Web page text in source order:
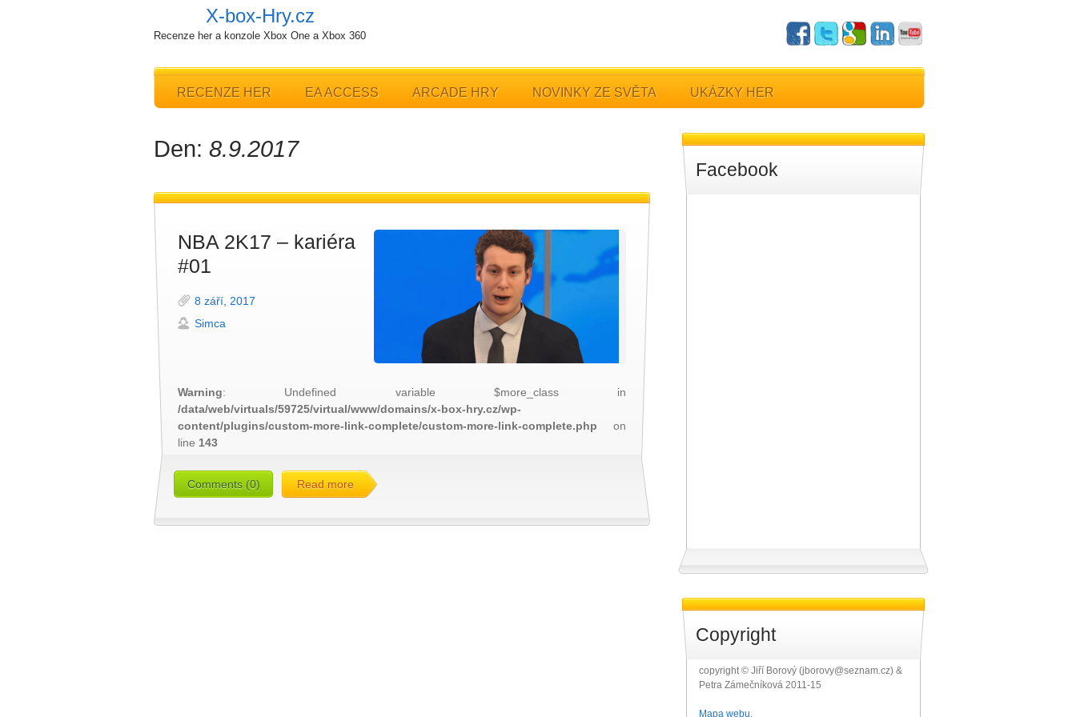
X-box-Hry.cz
Recenze her a konzole Xbox One a Xbox 360
RECENZE HER EA ACCESS ARCADE HRY NOVINKY ZE SVĚTA UKÁZKY HER
Den: 8.9.2017
NBA 2K17 – kariéra
#01
8 září, 2017
Simca
Warning: Undefined variable $more_class in
/data/web/virtuals/59725/virtual/www/domains/x-box-hry.cz/wp-
content/plugins/custom-more-link-complete/custom-more-link-complete.php on
line 143
Comments (0) Read more
Facebook
Copyright
copyright © Jiří Borový (jborovy@seznam.cz) &
Petra Zámečníková 2011-15
Mapa webu.